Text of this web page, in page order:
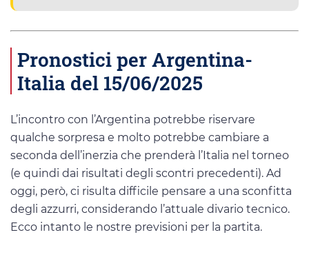
Pronostici per Argentina-
Italia del 15/06/2025
L’incontro con l’Argentina potrebbe riservare
qualche sorpresa e molto potrebbe cambiare a
seconda dell’inerzia che prenderà l’Italia nel torneo
(e quindi dai risultati degli scontri precedenti). Ad
oggi, però, ci risulta difficile pensare a una sconfitta
degli azzurri, considerando l’attuale divario tecnico.
Ecco intanto le nostre previsioni per la partita.